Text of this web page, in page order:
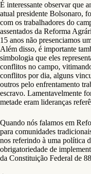
É interessante observar que
atual presidente Bolsonaro,
com os trabalhadores do
assentados da Reforma
15 anos não presenciamos
Além disso, é importante
simbologia que eles
conflitos no campo,
conflitos por dia, alguns
outros pelo enfrentamento
escravo. Lamentavelmente
metade eram lideranças
Quando nós falamos em
para comunidades
nos referindo à uma política
obrigatoriedade de
da Constituição Federal de